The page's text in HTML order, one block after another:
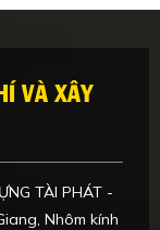
VÀ XÂY
TÀI PHÁT -
Nhôm kính